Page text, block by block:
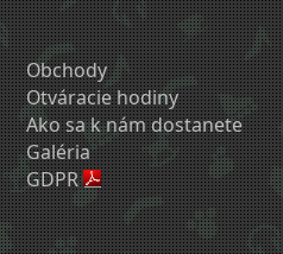
Obchody
Otváracie hodiny
Ako sa k nám dostanete
Galéria
GDPR